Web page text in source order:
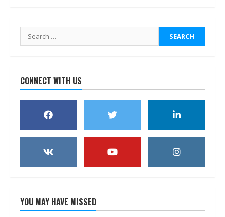
Search
for:
CONNECT WITH US
YOU MAY HAVE MISSED